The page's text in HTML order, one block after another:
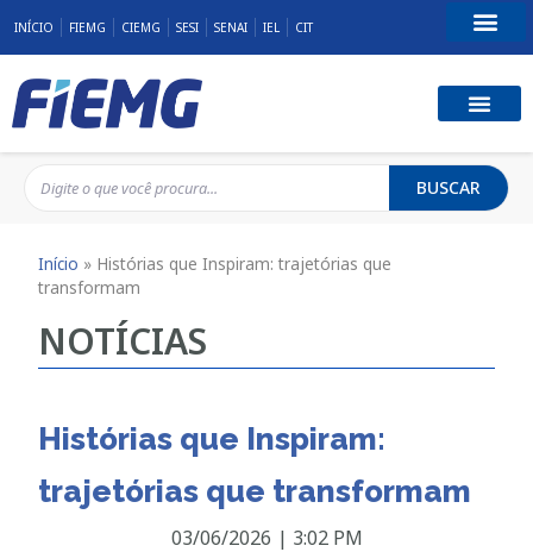
INÍCIO FIEMG CIEMG SESI SENAI IEL CIT
BUSCAR
Início » Histórias que Inspiram: trajetórias que
transformam
NOTÍCIAS
Histórias que Inspiram:
trajetórias que transformam
03/06/2026 | 3:02 PM